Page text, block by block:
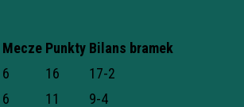
Mecze Punkty Bilans bramek
6 16
17-2
6 11
9-4